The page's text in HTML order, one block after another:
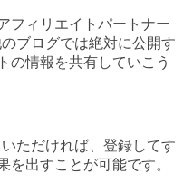
フィリエイトパートナー
ブログでは絶対に公開す
の情報を共有していこう
ただければ、登録してす
を出すことが可能です。